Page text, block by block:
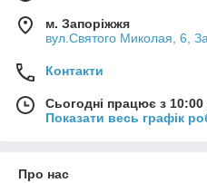
м. Запоріжжя
вул.Святого Миколая, 6,
Контакти
Сьогодні працює з
Показати весь графік
Про нас